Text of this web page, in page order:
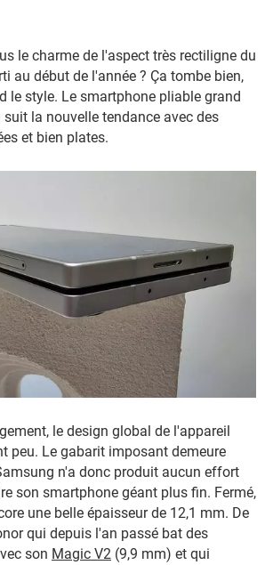
le charme de l'aspect très rectiligne du
au début de l'année ? Ça tombe bien,
le style. Le smartphone pliable grand
la nouvelle tendance avec des
et bien plates.
le design global de l'appareil
peu. Le gabarit imposant demeure
n'a donc produit aucun effort
son smartphone géant plus fin. Fermé,
une belle épaisseur de 12,1 mm. De
qui depuis l'an passé bat des
son Magic V2 (9,9 mm) et qui